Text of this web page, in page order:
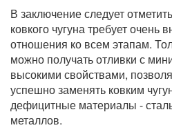
В заключение следует
ковкого чугуна требует очень
отношения ко всем этапам.
можно получать отливки с
высокими свойствами,
успешно заменять ковким
дефицитные материалы -
металлов.